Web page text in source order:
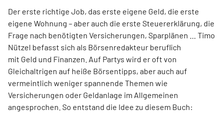
Der erste richtige Job, das erste eigene Geld, die erste
eigene Wohnung – aber auch die erste Steuererklärung, die
Frage nach benötigten Versicherungen, Sparplänen … Timo
Nützel befasst sich als Börsenredakteur beruflich
mit Geld und Finanzen. Auf Partys wird er oft von
Gleichaltrigen auf heiße Börsentipps, aber auch auf
vermeintlich weniger spannende Themen wie
Versicherungen oder Geldanlage im Allgemeinen
angesprochen. So entstand die Idee zu diesem Buch: